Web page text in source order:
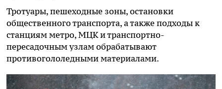
Тротуары, пешеходные зоны, остановки
общественного транспорта, а также подходы к
станциям метро, МЦК и транспортно-
пересадочным узлам обрабатывают
противогололедными материалами.